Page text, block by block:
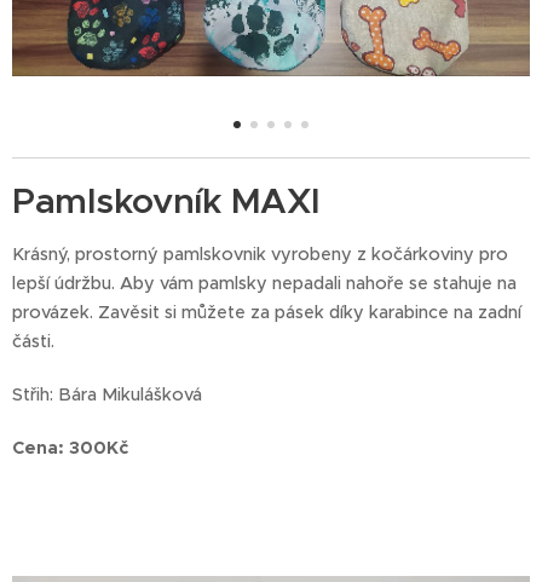
Pamlskovník MAXI
Krásný, prostorný pamlskovnik vyrobeny z kočárkoviny pro
lepší údržbu. Aby vám pamlsky nepadali nahoře se stahuje na
provázek. Zavěsit si můžete za pásek díky karabince na zadní
části.
Střih: Bára Mikulášková
Cena: 300Kč